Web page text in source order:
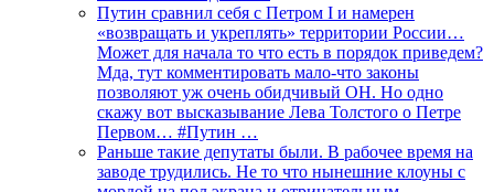
Путин сравнил себя с Петром I и намерен
«возвращать и укреплять» территории России…
Может для начала то что есть в порядок приведем?
Мда, тут комментировать мало-что законы
позволяют уж очень обидчивый ОН. Но одно
скажу вот высказывание Лева Толстого о Петре
Первом… #Путин …
Раньше такие депутаты были. В рабочее время на
заводе трудились. Не то что нынешние клоуны с